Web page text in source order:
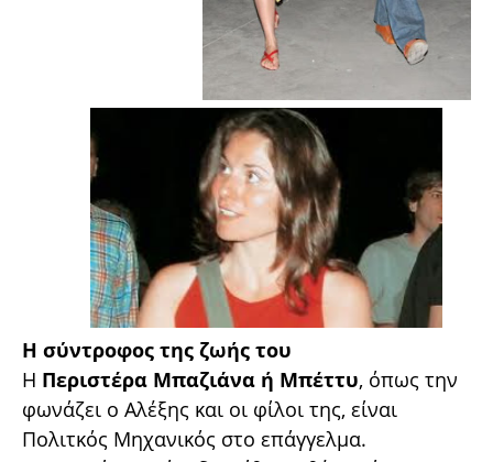
Η σύντροφος της ζωής του
Η Περιστέρα Μπαζιάνα ή Μπέττυ, όπως την
φωνάζει ο Αλέξης και οι φίλοι της, είναι
Πολιτκός Μηχανικός στο επάγγελμα.